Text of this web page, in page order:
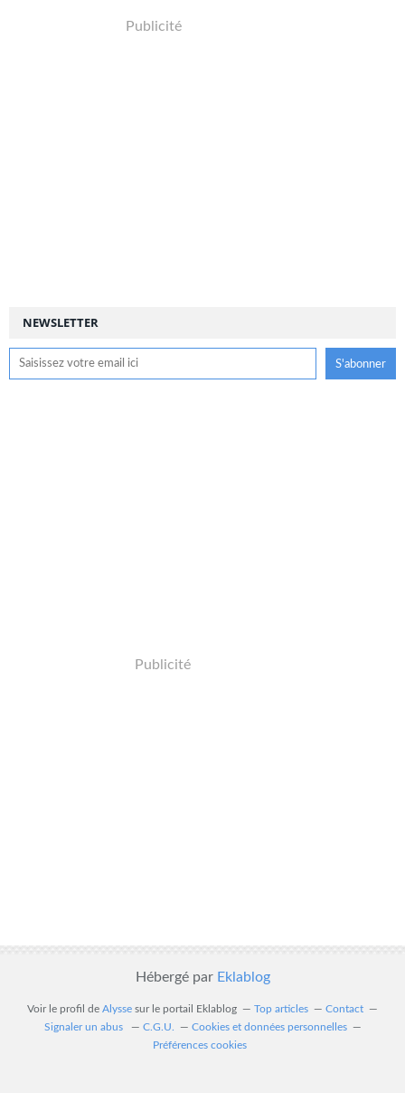
NEWSLETTER
Publicité
Publicité
Hébergé par Eklablog
Voir le profil de Alysse sur le portail Eklablog Top articles
Contact
Signaler un abus
C.G.U.
Cookies et données personnelles
Préférences cookies